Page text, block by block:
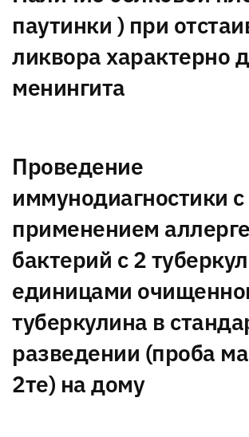
паутинки ) при
ликвора характерно
менингита
Проведение
иммунодиагностики с
применением
бактерий с 2
единицами
туберкулина в
разведении (проба
2те) на дому